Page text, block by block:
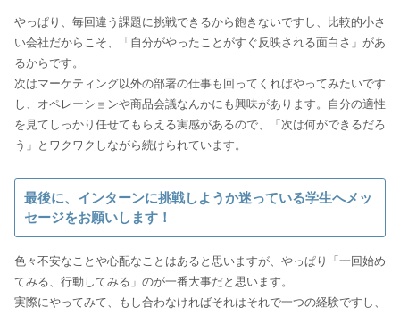
やっぱり、毎回違う課題に挑戦できるから飽きないですし、比較的小さ
い会社だからこそ、「自分がやったことがすぐ反映される面白さ」があ
るからです。
次はマーケティング以外の部署の仕事も回ってくればやってみたいです
し、オペレーションや商品会議なんかにも興味があります。自分の適性
を見てしっかり任せてもらえる実感があるので、「次は何ができるだろ
う」とワクワクしながら続けられています。
最後に、インターンに挑戦しようか迷っている学生へメッ
セージをお願いします！
色々不安なことや心配なことはあると思いますが、やっぱり「一回始め
てみる、行動してみる」のが一番大事だと思います。
実際にやってみて、もし合わなければそれはそれで一つの経験ですし、